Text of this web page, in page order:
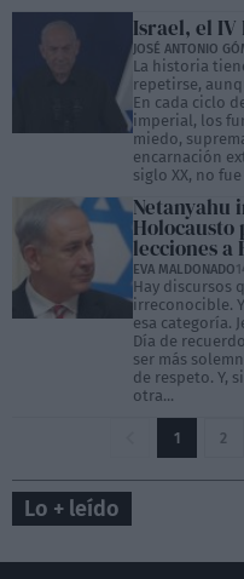
Israel, el IV
JOSÉ ANTONIO
La historia
repetirse,
En cada ciclo
imperial, los
miedo,
encarnación
siglo XX, no
Netanyahu
lecciones a
EVA MALDONADO
Hay discursos
irreconocible.
esa categoría.
Día de
ser más
de respeto. Y,
otra...
1 2
Lo + leído